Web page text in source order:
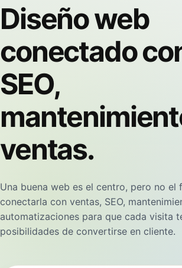
Diseño web
conectado
SEO,
ventas.
Una buena web es el centro, pero no el
conectarla con ventas, SEO,
automatizaciones para que cada visita
posibilidades de convertirse en cliente.